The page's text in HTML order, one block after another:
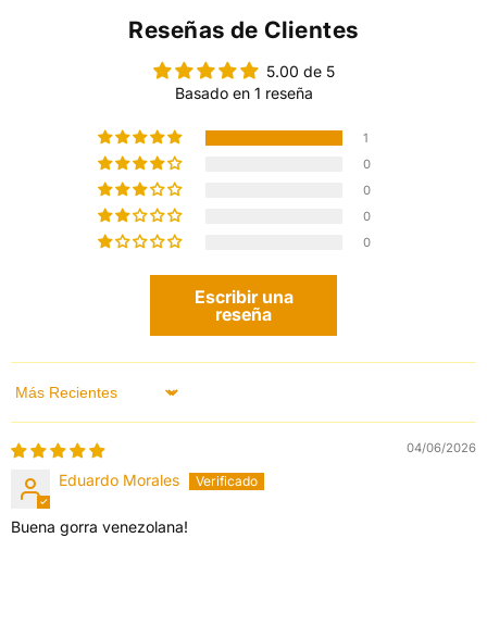
Reseñas de Clientes
5.00 de 5
Basado en 1 reseña
1
0
0
0
0
Escribir una
reseña
Sort by
04/06/2026
Eduardo Morales
Buena gorra venezolana!